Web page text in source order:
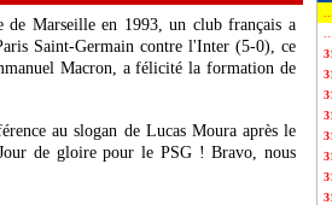
Marseille en 1993, un club français a
Saint-Germain contre l'Inter (5-0), ce
Macron, a félicité la formation de
au slogan de Lucas Moura après le
de gloire pour le PSG ! Bravo, nous